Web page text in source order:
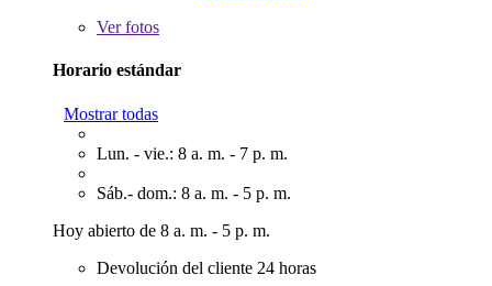
Verfotos
Horario estándar
Mostrar todas
Lun. - vie.: 8 a. m. - 7 p. m.
Sáb.- dom.: 8 a. m. - 5 p. m.
Hoy abierto de 8 a. m. - 5 p. m.
Devolución del cliente 24 horas